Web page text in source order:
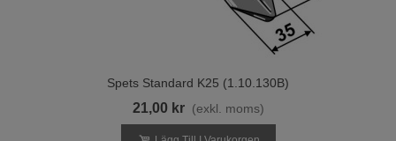
Spets Standard K25 (1.10.130B)
21,00 kr (exkl. moms)